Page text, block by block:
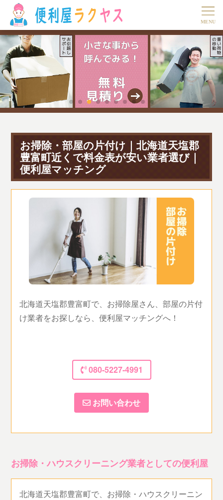
お掃除・部屋の片付け｜北海道天塩郡
豊富町近くで料金表が安い業者選び｜
便利屋マッチング
北海道天塩郡豊富町で、お掃除屋さん、部屋の片付
け業者をお探しなら、便利屋マッチングへ！
080-5227-4991
お問い合わせ
お掃除・ハウスクリーニング業者としての便利屋
北海道天塩郡豊富町で、お掃除・ハウスクリーニン